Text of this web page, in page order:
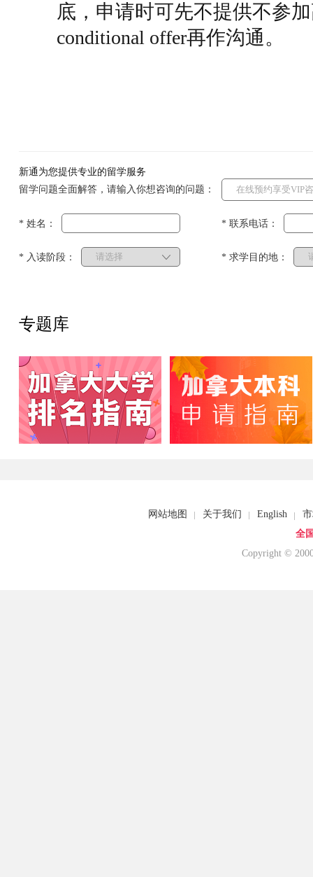
底，申请时可先不提供不参
conditional offer再作沟通。
新通为您提供专业的留学服务
留学问题全面解答，请输入你想咨询的问题：
* 姓名： * 联系电话：
* 入读阶段： * 求学目的地：
专题库
网站地图 关于我们 English
全
Copyright ©